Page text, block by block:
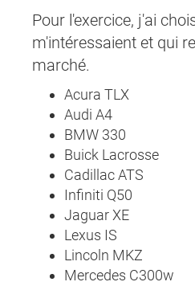
Pour l'exercice, j'ai
m'intéressaient et qui
marché.
Acura TLX
Audi A4
BMW 330
Buick Lacrosse
Cadillac ATS
Infiniti Q50
Jaguar XE
Lexus IS
Lincoln MKZ
Mercedes C300w